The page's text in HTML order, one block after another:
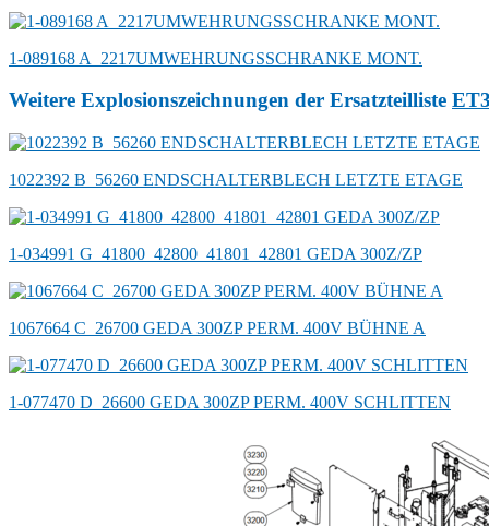
1-089168 A_2217UMWEHRUNGSSCHRANKE MONT.
Weitere Explosionszeichnungen der Ersatzteilliste
1022392 B_56260 ENDSCHALTERBLECH LETZTE ETAGE
1-034991 G_41800_42800_41801_42801 GEDA 300Z/ZP
1067664 C_26700 GEDA 300ZP PERM. 400V BÜHNE A
1-077470 D_26600 GEDA 300ZP PERM. 400V SCHLITTEN